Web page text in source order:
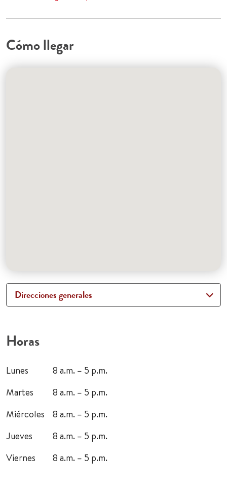
Cómo llegar
Direcciones generales
Horas
Lunes
8 a.m. – 5 p.m.
Martes
8 a.m. – 5 p.m.
Miércoles
8 a.m. – 5 p.m.
Jueves
8 a.m. – 5 p.m.
Viernes
8 a.m. – 5 p.m.